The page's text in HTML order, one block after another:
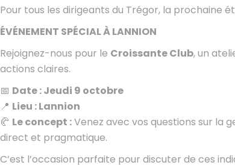
Pour tous les dirigeants du Trégor, la prochaine
ÉVÉNEMENT SPÉCIAL À LANNION
Rejoignez-nous pour le Croissante Club, un
actions claires.
📅 Date : Jeudi 9 octobre
📍 Lieu : Lannion
🥐 Le concept :Venez avec vos questions sur la
direct et pragmatique.
C’est l’occasion parfaite pour discuter de ces